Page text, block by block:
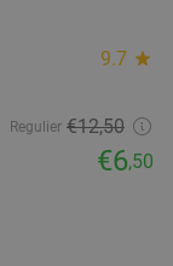
26 min. directions_car
,95
9.7 star
Regulier €12,50
€6,50